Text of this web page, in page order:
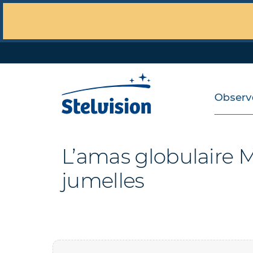
L’amas globulaire
jumelles